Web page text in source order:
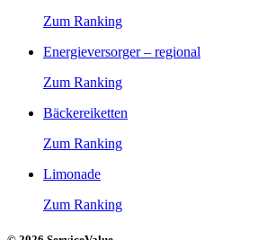
Zum Ranking
Energieversorger – regional
Zum Ranking
Bäckereiketten
Zum Ranking
Limonade
Zum Ranking